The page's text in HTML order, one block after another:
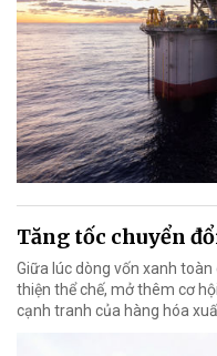
Tăng tốc chuyển
Giữa lúc dòng vốn xanh
thiện thể chế, mở thêm cơ
cạnh tranh của hàng hóa